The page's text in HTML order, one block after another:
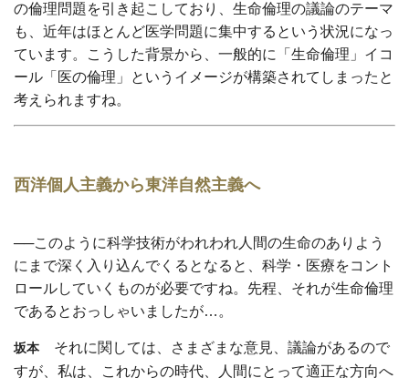
の倫理問題を引き起こしており、生命倫理の議論のテーマ
も、近年はほとんど医学問題に集中するという状況になっ
ています。こうした背景から、一般的に「生命倫理」イコ
ール「医の倫理」というイメージが構築されてしまったと
考えられますね。
西洋個人主義から東洋自然主義へ
──このように科学技術がわれわれ人間の生命のありよう
にまで深く入り込んでくるとなると、科学・医療をコント
ロールしていくものが必要ですね。先程、それが生命倫理
であるとおっしゃいましたが…。
坂本 それに関しては、さまざまな意見、議論があるので
すが、私は、これからの時代、人間にとって適正な方向へ